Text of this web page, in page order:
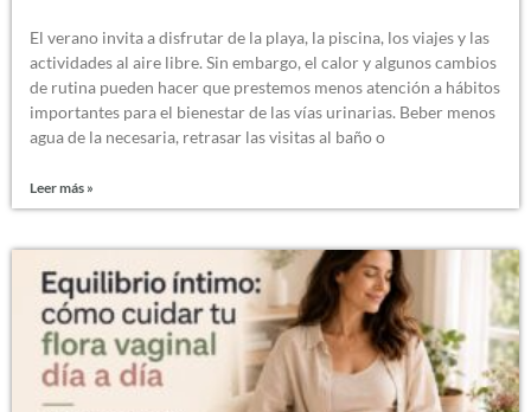
El verano invita a disfrutar de la playa, la piscina, los viajes y las
actividades al aire libre. Sin embargo, el calor y algunos cambios
de rutina pueden hacer que prestemos menos atención a hábitos
importantes para el bienestar de las vías urinarias. Beber menos
agua de la necesaria, retrasar las visitas al baño o
Leer más »